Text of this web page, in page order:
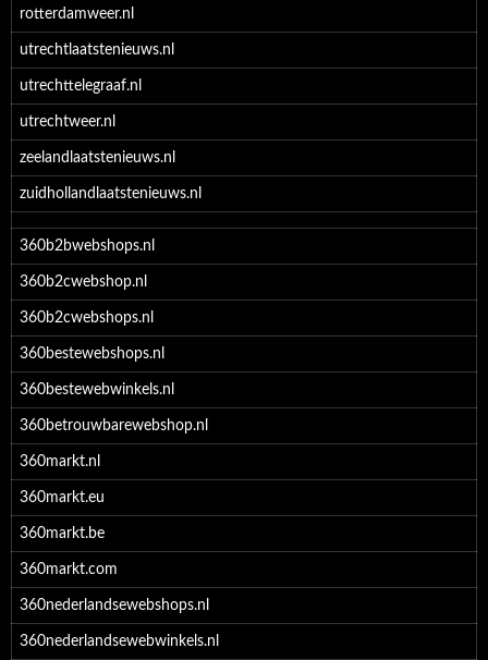
rotterdamweer.nl
utrechtlaatstenieuws.nl
utrechttelegraaf.nl
utrechtweer.nl
zeelandlaatstenieuws.nl
zuidhollandlaatstenieuws.nl
360b2bwebshops.nl
360b2cwebshop.nl
360b2cwebshops.nl
360bestewebshops.nl
360bestewebwinkels.nl
360betrouwbarewebshop.nl
360markt.nl
360markt.eu
360markt.be
360markt.com
360nederlandsewebshops.nl
360nederlandsewebwinkels.nl